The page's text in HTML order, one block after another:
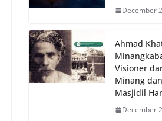
December
Ahmad
Visioner
Minang
Masjidil
December